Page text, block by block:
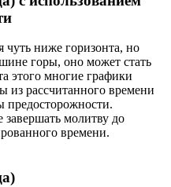
чуть ниже горизонта, но
горы, оно может стать
этого многие графики
рассчитанного времени
предосторожности.
молитву до
времени.